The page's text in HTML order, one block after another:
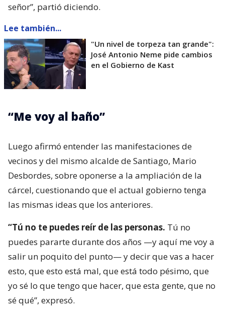
señor”, partió diciendo.
Lee también...
"Un nivel de torpeza tan grande":
José Antonio Neme pide cambios
en el Gobierno de Kast
“Me voy al baño”
Luego afirmó entender las manifestaciones de
vecinos y del mismo alcalde de Santiago, Mario
Desbordes, sobre oponerse a la ampliación de la
cárcel, cuestionando que el actual gobierno tenga
las mismas ideas que los anteriores.
“Tú no te puedes reír de las personas. Tú no
puedes pararte durante dos años —y aquí me voy a
salir un poquito del punto— y decir que vas a hacer
esto, que esto está mal, que está todo pésimo, que
yo sé lo que tengo que hacer, que esta gente, que no
sé qué”, expresó.